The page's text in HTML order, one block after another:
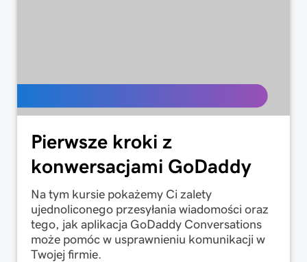
Pierwsze kroki z
konwersacjami GoDaddy
Na tym kursie pokażemy Ci zalety
ujednoliconego przesyłania wiadomości oraz
tego, jak aplikacja GoDaddy Conversations
może pomóc w usprawnieniu komunikacji w
Twojej firmie.